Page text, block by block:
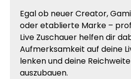
Egal ob neuer Creator,
oder etablierte Marke –
Live Zuschauer helfen dir
Aufmerksamkeit auf deine
lenken und deine
auszubauen.